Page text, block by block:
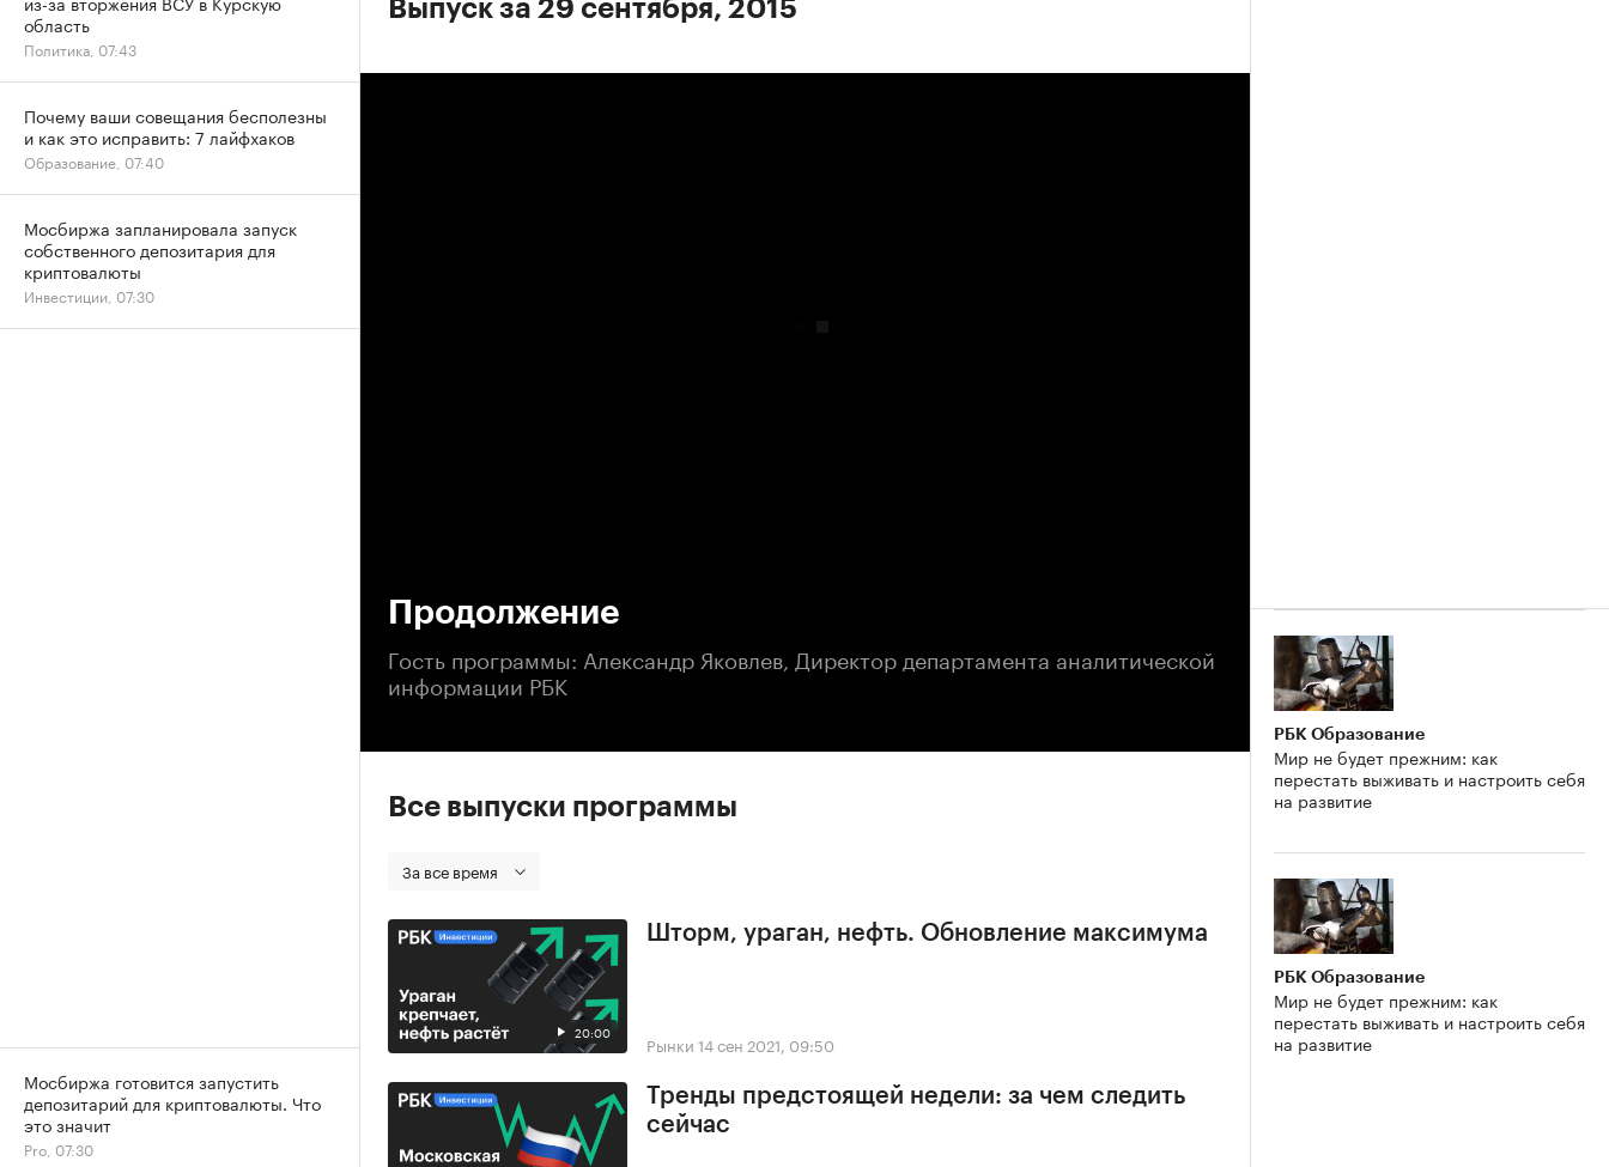
Выпуск за 29 сентября, 2015
Продолжение
Гость программы: Александр Яковлев, Директор департамента аналитической
информации РБК
Все выпуски программы
За все время
20:00
Шторм, ураган, нефть. Обновление максимума
Рынки 14 сен 2021, 09:50
Тренды предстоящей недели: за чем следить
сейчас
РБК Образование
Мир не будет прежним: как
перестать выживать и настроить себя
на развитие
РБК Образование
Мир не будет прежним: как
перестать выживать и настроить себя
на развитие
область
Политика, 07:43
Почему ваши совещания бесполезны
и как это исправить: 7 лайфхаков
Образование, 07:40
Мосбиржа запланировала запуск
собственного депозитария для
криптовалюты
Инвестиции, 07:30
Мосбиржа готовится запустить
депозитарий для криптовалюты. Что
это значит
Pro, 07:30